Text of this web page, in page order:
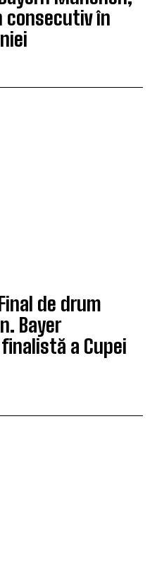
consecutiv în
de drum
Bayer
a Cupei